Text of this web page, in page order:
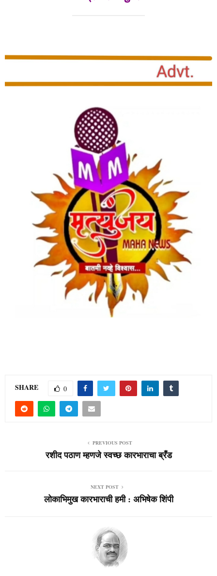
SHARE 0
PREVIOUS POST
रशीद पठाण म्हणजे स्वच्छ कारभाराचा ब्रँड
NEXT POST
लोकाभिमुख कारभाराची हमी : अभिषेक शिंपी